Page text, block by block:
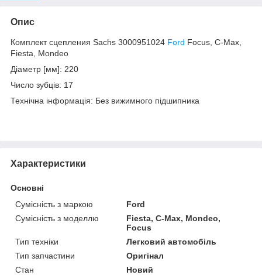
Опис
Комплект сцепления Sachs 3000951024 Ford Focus, C-Max,
Fiesta, Mondeo
Діаметр [мм]: 220
Число зубців: 17
Технічна інформація: Без вижимного підшипника
Характеристики
Основні
Сумісність з маркою
Ford
Сумісність з моделлю
Fiesta, C-Max, Mondeo,
Focus
Тип техніки
Легковий автомобіль
Тип запчастини
Оригінал
Стан
Новий